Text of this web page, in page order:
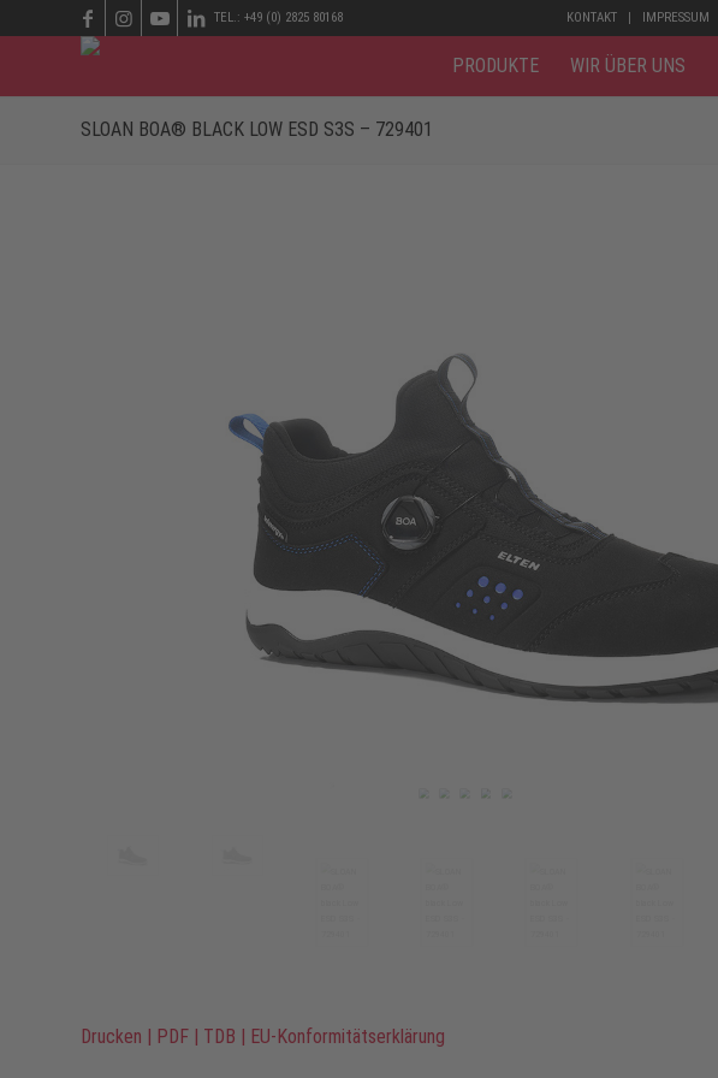
KONTAKT IMPRESSUM
TEL.: +49 (0) 2825 80168
PRODUKTE WIR ÜBER UNS
SLOAN BOA® BLACK LOW ESD S3S – 729401
Drucken | PDF | TDB | EU-Konformitätserklärung